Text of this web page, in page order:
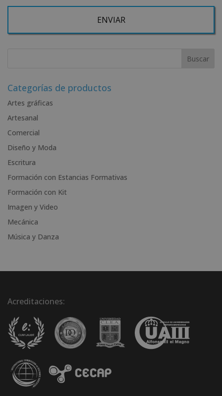
a la dirección admin@grupoesneca.com.
Desea recibir información comercial (vía telefónica y/o email):
r
a
t
i
e
:
Categorías de productos
Artes gráficas
Artesanal
Comercial
Diseño y Moda
Escritura
Formación con Estancias Formativas
Formación con Kit
Imagen y Video
Mecánica
Música y Danza
Acreditaciones: